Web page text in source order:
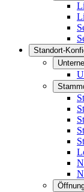
Standort-